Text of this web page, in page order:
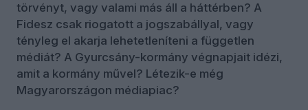
törvényt, vagy valami más áll a háttérben? A
Fidesz csak riogatott a jogszabállyal, vagy
tényleg el akarja lehetetleníteni a független
médiát? A Gyurcsány-kormány végnapjait idézi,
amit a kormány művel? Létezik-e még
Magyarországon médiapiac?